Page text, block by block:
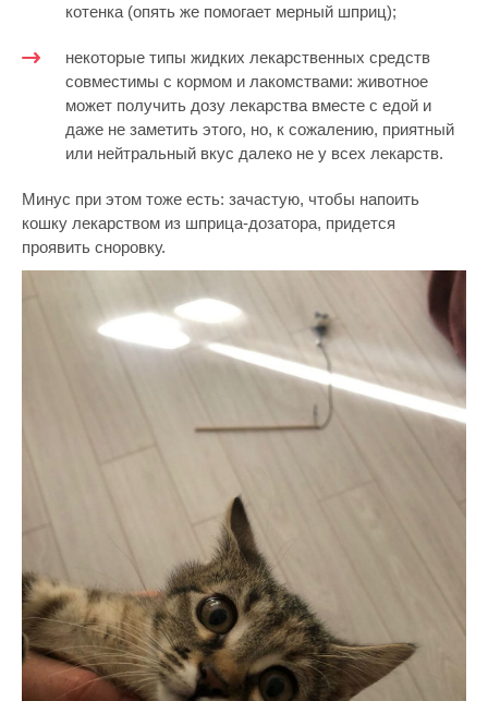
котенка (опять же помогает мерный шприц);
некоторые типы жидких лекарственных средств
совместимы с кормом и лакомствами: животное
может получить дозу лекарства вместе с едой и
даже не заметить этого, но, к сожалению, приятный
или нейтральный вкус далеко не у всех лекарств.
Минус при этом тоже есть: зачастую, чтобы напоить
кошку лекарством из шприца-дозатора, придется
проявить сноровку.